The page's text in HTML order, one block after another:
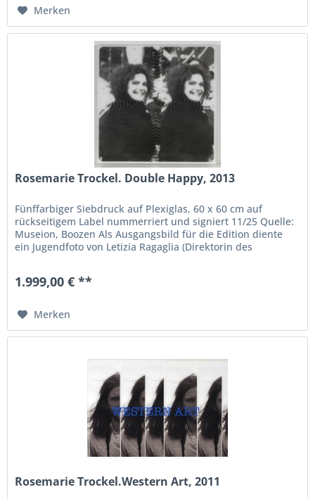
Merken
Rosemarie Trockel. Double Happy, 2013
Fünffarbiger Siebdruck auf Plexiglas, 60 x 60 cm auf
rückseitigem Label nummerriert und signiert 11/25 Quelle:
Museion, Boozen Als Ausgangsbild für die Edition diente
ein Jugendfoto von Letizia Ragaglia (Direktorin des
1.999,00 € **
Merken
Rosemarie Trockel.Western Art, 2011